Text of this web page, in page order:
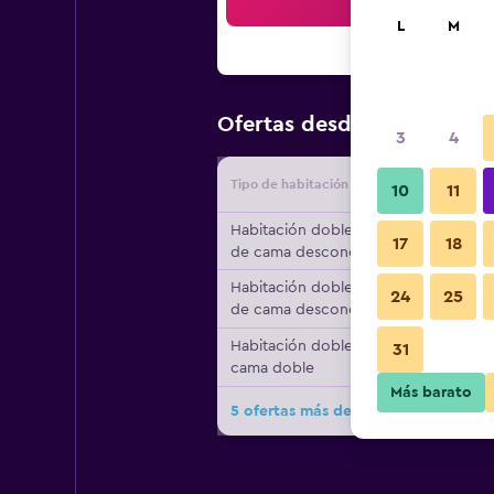
Ofertas desde Oferta
Tipo de habitación
Habitación doble, tipo
de cama desconocido
Habitación doble, tipo
de cama desconocido
Habitación doble, 1
cama doble
5 ofertas más de hotelF1 Toulouse
L M
3 4
10 11
17 18
24 25
31
Más barato